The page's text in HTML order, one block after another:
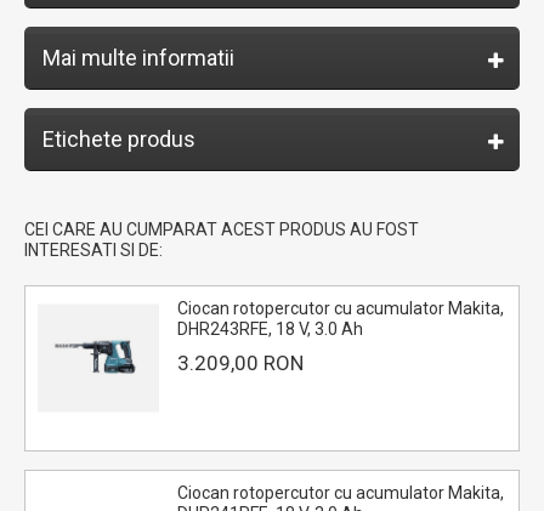
Mai multe informatii
Etichete produs
CEI CARE AU CUMPARAT ACEST PRODUS AU FOST
INTERESATI SI DE:
Ciocan rotopercutor cu acumulator Makita,
DHR243RFE, 18 V, 3.0 Ah
3.209,00 RON
Ciocan rotopercutor cu acumulator Makita,